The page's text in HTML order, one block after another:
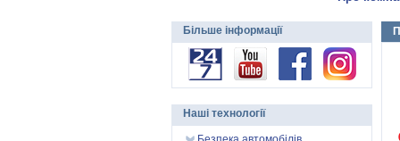
Більше інформації
Наші технології